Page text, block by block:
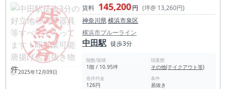
2025年12月09日
賃料 145,200円 (坪@ 13,260円)
神奈川県横浜市泉区
横浜市ブルーライン
中田駅 徒歩3分
階数/面積
1階 / 10.95坪
現業態
その他(テイクアウト等)
造作代金
126円
条件
居抜き